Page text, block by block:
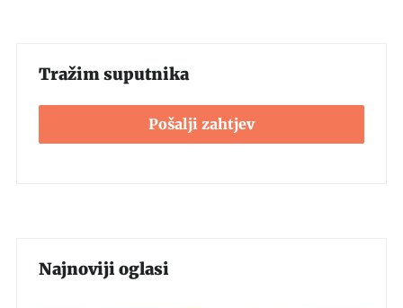
Tražim suputnika
Pošalji zahtjev
Najnoviji oglasi